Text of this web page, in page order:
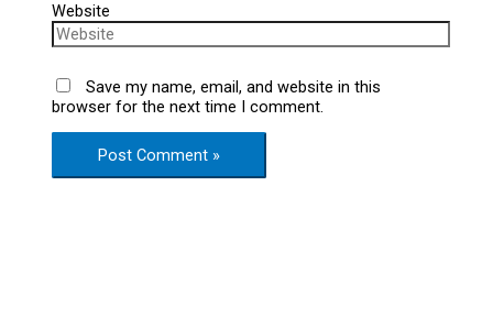
Website
Save my name, email, and website in this
browser for the next time I comment.